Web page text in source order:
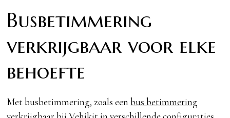
Busbetimmering
verkrijgbaar voor elke
behoefte
Met busbetimmering, zoals eenbus betimmering